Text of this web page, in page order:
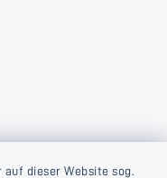
dieser Website sog.